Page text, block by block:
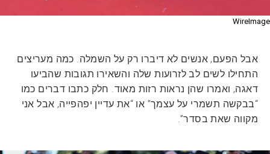
WireImage
אבל הפעם, אנשים לא דיברו רק על השמלה. כמה מעריצים
התחילו לשים לב לזרועות שלה והשאירו תגובות שהביעו
דאגה, ואמרו שהן נראות רזות מאוד. חלק כתבו דברים כמו
“בבקשה תשמרי על עצמך” או “את עדיין יפהפייה, אבל אני
מקווה שאת בסדר”.